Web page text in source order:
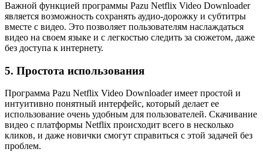
Важной функцией программы Pazu Netflix Video Downloader
является возможность сохранять аудио-дорожку и субтитры
вместе с видео. Это позволяет пользователям наслаждаться
видео на своем языке и с легкостью следить за сюжетом, даже
без доступа к интернету.
5. Простота использования
Программа Pazu Netflix Video Downloader имеет простой и
интуитивно понятный интерфейс, который делает ее
использование очень удобным для пользователей. Скачивание
видео с платформы Netflix происходит всего в несколько
кликов, и даже новички смогут справиться с этой задачей без
проблем.